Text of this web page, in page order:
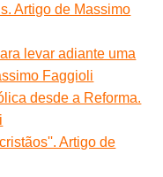
Artigo de Massimo
levar adiante uma
Faggioli
desde a Reforma.
Artigo de